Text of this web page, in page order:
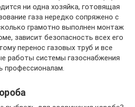
ни одна хозяйка, готовящая
газа нередко сопряжено с
грамотно выполнен монтаж
зависит безопасность всех его
перенос газовых труб и все
работы системы газоснабжения
профессионалам.